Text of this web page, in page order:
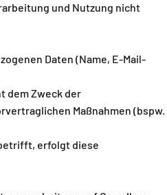
und Nutzung nicht
Daten (Name, E-Mail-
dem Zweck der
Maßnahmen (bspw.
erfolgt diese